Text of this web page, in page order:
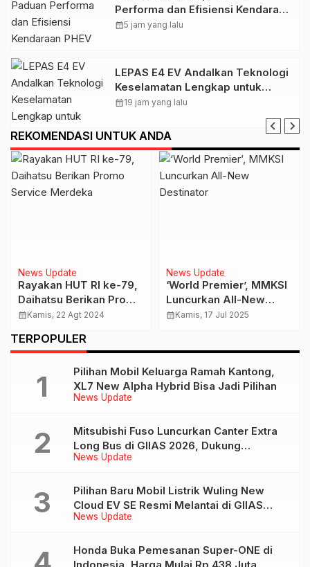
Performa dan Efisiensi Kendaraan
PHEV
calendar_month5 jam yang lalu
LEPAS E4 EV Andalkan Teknologi
Keselamatan Lengkap untuk
Tingkatkan Rasa Percaya Diri
calendar_month19 jam yang lalu
REKOMENDASI UNTUK ANDA
News Update
Rayakan HUT RI ke-79,
Daihatsu Berikan Promo
Service Merdeka
calendar_monthKamis, 22 Agt 2024
News Update
‘World Premier’, MMKSI
Luncurkan All-New
Destinator
calendar_monthKamis, 17 Jul 2025
TERPOPULER
News Update
Pilihan Mobil Keluarga Ramah Kantong,
XL7 New Alpha Hybrid Bisa Jadi Pilihan
News Update
Mitsubishi Fuso Luncurkan Canter Extra
Long Bus di GIIAS 2026, Dukung
Mobilitas Pariwisata Indonesia
News Update
Pilihan Baru Mobil Listrik Wuling New
Cloud EV SE Resmi Melantai di GIIAS
2026
Honda Buka Pemesanan Super-ONE di